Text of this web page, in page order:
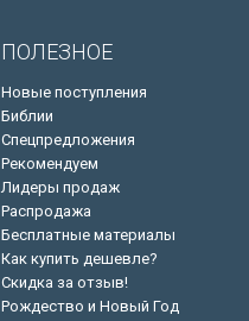
ПОЛЕЗНОЕ
Новые поступления
Библии
Спецпредложения
Рекомендуем
Лидеры продаж
Распродажа
Бесплатные материалы
Как купить дешевле?
Скидка за отзыв!
Рождество и Новый Год